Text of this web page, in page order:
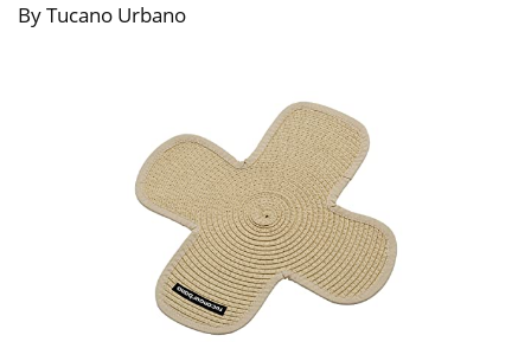
By Tucano Urbano